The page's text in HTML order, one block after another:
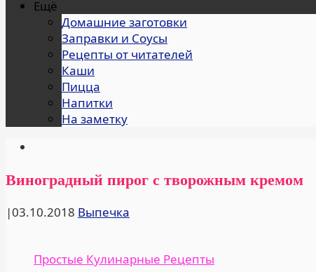
Простые Кулинарные Рецепты
Ещё
Домашние заготовки
Заправки и Соусы
Рецепты от читателей
Каши
Пицца
Напитки
На заметку
Виноградный пирог с творожным кремом
|03.10.2018 Выпечка